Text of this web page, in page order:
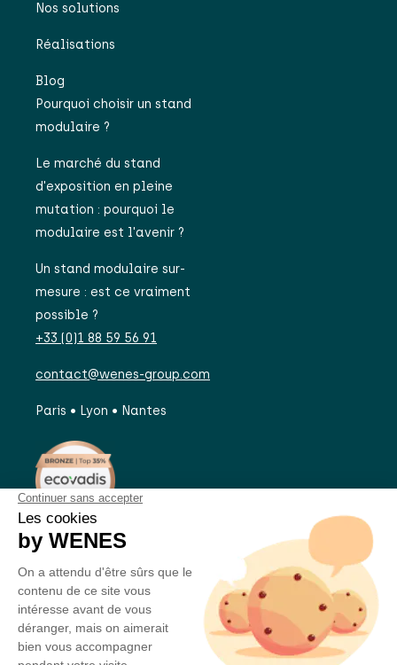
Nos solutions
Réalisations
Blog
Pourquoi choisir un stand
modulaire ?
Le marché du stand
d'exposition en pleine
mutation : pourquoi le
modulaire est l'avenir ?
Un stand modulaire sur-
mesure : est ce vraiment
possible ?
+33 (0)1 88 59 56 91
contact@wenes-group.com
Paris • Lyon • Nantes
UN PROJET ?
REJOIGNEZ-NOUS